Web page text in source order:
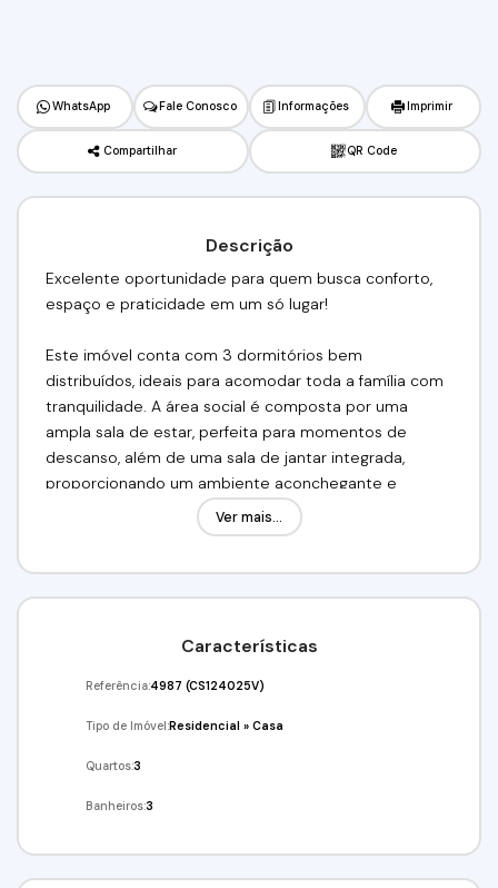
WhatsApp Fale Conosco Informações Imprimir
Compartilhar QR Code
Descrição
Excelente oportunidade para quem busca conforto,
espaço e praticidade em um só lugar!
Este imóvel conta com 3 dormitórios bem
distribuídos, ideais para acomodar toda a família com
tranquilidade. A área social é composta por uma
ampla sala de estar, perfeita para momentos de
descanso, além de uma sala de jantar integrada,
proporcionando um ambiente aconchegante e
funcional para receber visitas e compartilhar refeições
imóvel dispõe ainda de 1 vaga de garagem, garantindo
gourmet, ideal para confraternizações, churrascos e
momentos de lazer com amigos e familiares. O imóvel
mais organização e praticidade à rotina.
Ver mais...
Características
Referência:4987 (CS124025V)
Tipo de Imóvel:Residencial »Casa
Quartos:3
Banheiros:3